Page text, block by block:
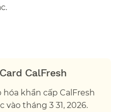
CalFresh​​
khẩn cấp CalFresh
vào tháng 3 31, 2026.